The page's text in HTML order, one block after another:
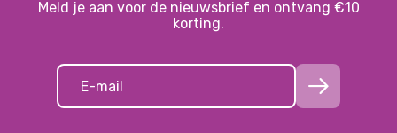
Meld je aan voor de nieuwsbrief en ontvang €10
korting.